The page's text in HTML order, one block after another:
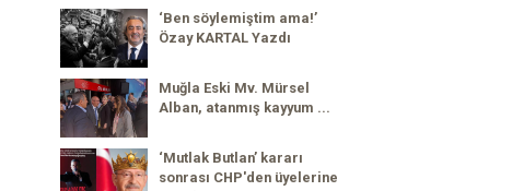
‘Ben söylemiştim ama!’
Özay KARTAL Yazdı
Muğla Eski Mv. Mürsel
Alban, atanmış kayyum ...
‘Mutlak Butlan’ kararı
sonrası CHP'den üyelerine